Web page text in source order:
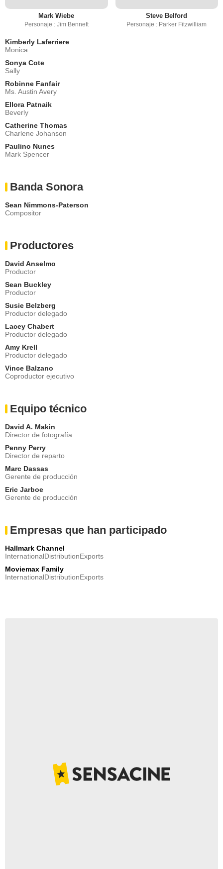
Mark Wiebe
Personaje : Jim Bennett
Steve Belford
Personaje : Parker Fitzwilliam
Kimberly Laferriere
Monica
Sonya Cote
Sally
Robinne Fanfair
Ms. Austin Avery
Ellora Patnaik
Beverly
Catherine Thomas
Charlene Johanson
Paulino Nunes
Mark Spencer
Banda Sonora
Sean Nimmons-Paterson
Compositor
Productores
David Anselmo
Productor
Sean Buckley
Productor
Susie Belzberg
Productor delegado
Lacey Chabert
Productor delegado
Amy Krell
Productor delegado
Vince Balzano
Coproductor ejecutivo
Equipo técnico
David A. Makin
Director de fotografía
Penny Perry
Director de reparto
Marc Dassas
Gerente de producción
Eric Jarboe
Gerente de producción
Empresas que han participado
Hallmark Channel
InternationalDistributionExports
Moviemax Family
InternationalDistributionExports